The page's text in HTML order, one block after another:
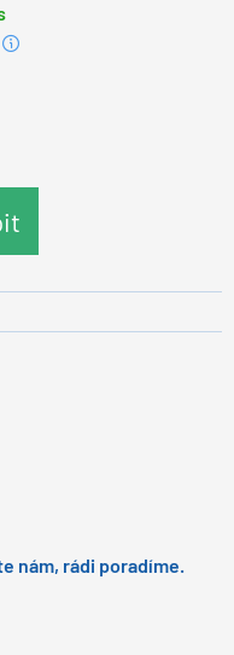
nám, rádi poradíme.